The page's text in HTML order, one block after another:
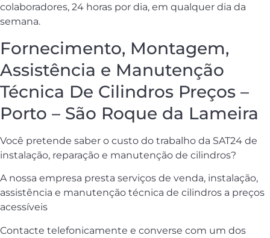
colaboradores, 24 horas por dia, em qualquer dia da
semana.
Fornecimento, Montagem,
Assistência e Manutenção
Técnica De Cilindros Preços –
Porto – São Roque da Lameira
Você pretende saber o custo do trabalho da SAT24 de
instalação, reparação e manutenção de cilindros?
A nossa empresa presta serviços de venda, instalação,
assistência e manutenção técnica de cilindros a preços
acessíveis
Contacte telefonicamente e converse com um dos